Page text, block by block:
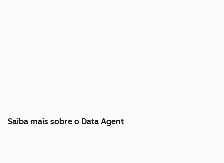
Saiba mais sobre o Data Agent